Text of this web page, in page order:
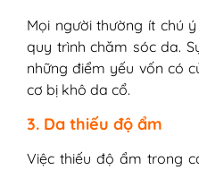
Mọi người thường ít chú
quy trình chăm sóc da.
những điểm yếu vốn có
cơ bị khô da cổ.
3. Da thiếu độ ẩm
Việc thiếu độ ẩm trong